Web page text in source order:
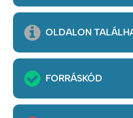
OLDALON
FORRÁSKÓD